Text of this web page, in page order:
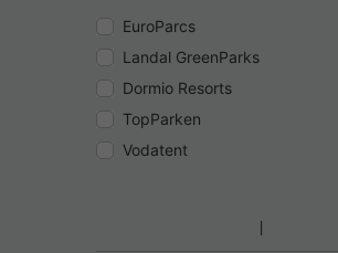
EuroParcs
Landal GreenParks
Dormio Resorts
TopParken
Vodatent